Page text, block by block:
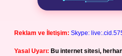
Reklam ve İletişim: Skype:
Yasal Uyarı: Bu internet sitesi,